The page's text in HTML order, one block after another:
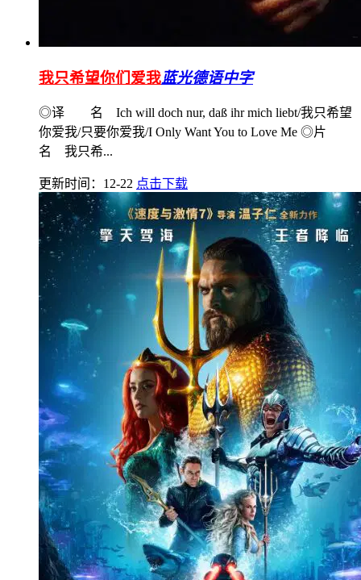
我只希望你们爱我蓝光德语中字
◎译 名 Ich will doch nur, daß ihr mich liebt/我只希望
你爱我/只要你爱我/I Only Want You to Love Me ◎片
名 我只希...
更新时间：12-22 点击下载